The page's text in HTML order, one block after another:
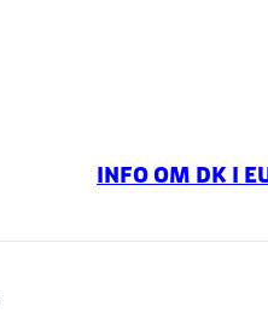
Info om DK i